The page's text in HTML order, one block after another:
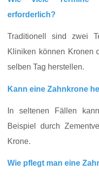
erforderlich?
Traditionell sind zwei
Kliniken können Kronen
selben Tag herstellen.
Kann eine Zahnkrone
In seltenen Fällen
Beispiel durch
Krone.
Wie pflegt man eine